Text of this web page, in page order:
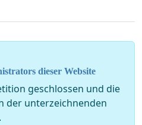
dieser Website
geschlossen und die
der unterzeichnenden